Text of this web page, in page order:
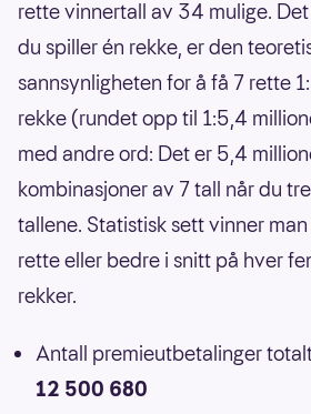
rette vinnertall av 34 mulige.
du spiller én rekke, er den
sannsynligheten for å få 7 rette
rekke (rundet opp til 1:5,4
med andre ord: Det er 5,4
kombinasjoner av 7 tall når du
tallene. Statistisk sett vinner
rette eller bedre i snitt på hver
rekker.
Antall premieutbetalinger
12 500 680